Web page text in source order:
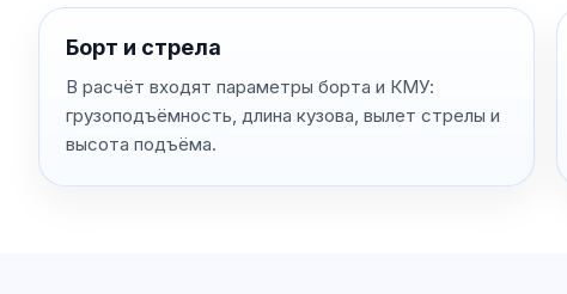
Борт и стрела
В расчёт входят параметры борта и КМУ:
грузоподъёмность, длина кузова, вылет стрелы и
высота подъёма.